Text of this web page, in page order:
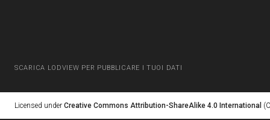
SCARICA LODVIEW PER PUBBLICARE I TUOI DATI
Licensed under Creative Commons Attribution-ShareAlike 4.0 International